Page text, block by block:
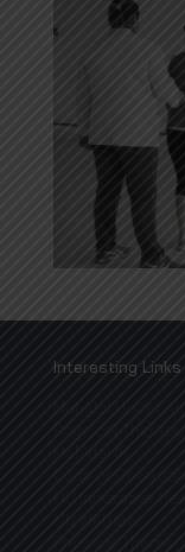
Interesting Links